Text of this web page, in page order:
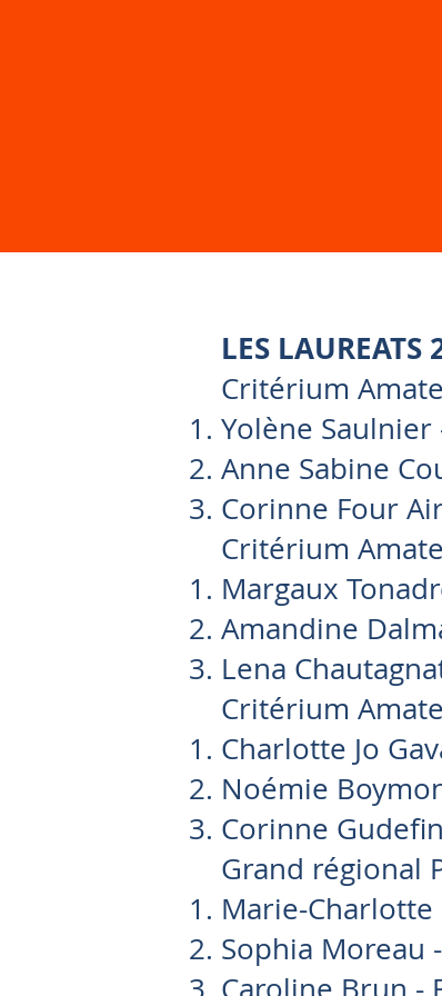
LES LAUREATS
Critérium
Yolène Saulnier
Anne Sabine
Corinne Four
Critérium
Margaux
Amandine
Lena
Critérium
Charlotte Jo
Noémie
Corinne
Grand régional
Marie-Charlotte
Sophia Moreau